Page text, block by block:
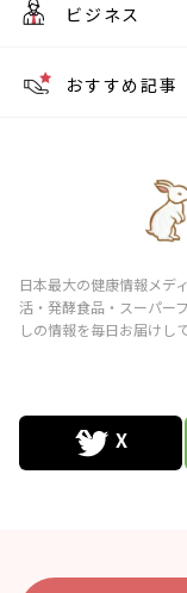
ビジネス
おすすめ記事